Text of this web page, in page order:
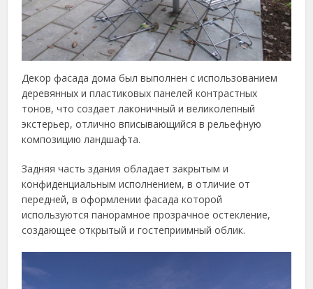
Декор фасада дома был выполнен с использованием
деревянных и пластиковых панелей контрастных
тонов, что создает лаконичный и великолепный
экстерьер, отлично вписывающийся в рельефную
композицию ландшафта.
Задняя часть здания обладает закрытым и
конфиденциальным исполнением, в отличие от
передней, в оформлении фасада которой
используются панорамное прозрачное остекление,
создающее открытый и гостеприимный облик.